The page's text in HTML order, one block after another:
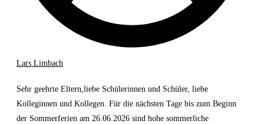
Lars Limbach
Sehr geehrte Eltern,liebe Schülerinnen und Schüler, liebe
Kolleginnen und Kollegen. Für die nächsten Tage bis zum Beginn
der Sommerferien am 26.06.2026 sind hohe sommerliche